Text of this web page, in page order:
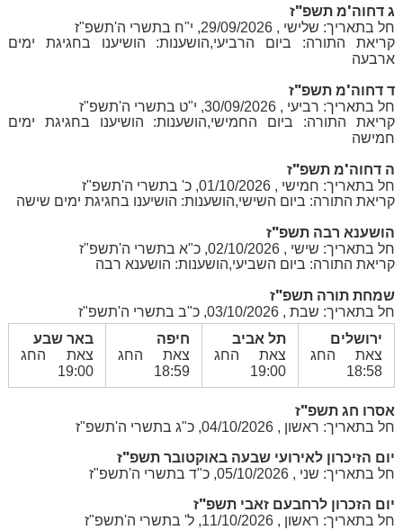
ג דחוה'מ תשפ"ז
חל בתאריך: שלישי , 29/09/2026, י"ח בתשרי ה'תשפ"ז
קריאת התורה: ביום הרביעי,הושענות: הושיענו בחגיגת ימים
ארבעה
ד דחוה'מ תשפ"ז
חל בתאריך: רביעי , 30/09/2026, י"ט בתשרי ה'תשפ"ז
קריאת התורה: ביום החמישי,הושענות: הושיענו בחגיגת ימים
חמישה
ה דחוה'מ תשפ"ז
חל בתאריך: חמישי , 01/10/2026, כ' בתשרי ה'תשפ"ז
קריאת התורה: ביום השישי,הושענות: הושיענו בחגיגת ימים שישה
הושענא רבה תשפ"ז
חל בתאריך: שישי , 02/10/2026, כ"א בתשרי ה'תשפ"ז
קריאת התורה: ביום השביעי,הושענות: הושענא רבה
שמחת תורה תשפ"ז
חל בתאריך: שבת , 03/10/2026, כ"ב בתשרי ה'תשפ"ז
ירושלים
צאת החג
18:58
תל אביב
צאת החג
19:00
חיפה
צאת החג
18:59
באר שבע
צאת החג
19:00
אסרו חג תשפ"ז
חל בתאריך: ראשון , 04/10/2026, כ"ג בתשרי ה'תשפ"ז
יום הזיכרון לאירועי שבעה באוקטובר תשפ"ז
חל בתאריך: שני , 05/10/2026, כ"ד בתשרי ה'תשפ"ז
יום הזכרון לרחבעם זאבי תשפ"ז
חל בתאריך: ראשון , 11/10/2026, ל' בתשרי ה'תשפ"ז